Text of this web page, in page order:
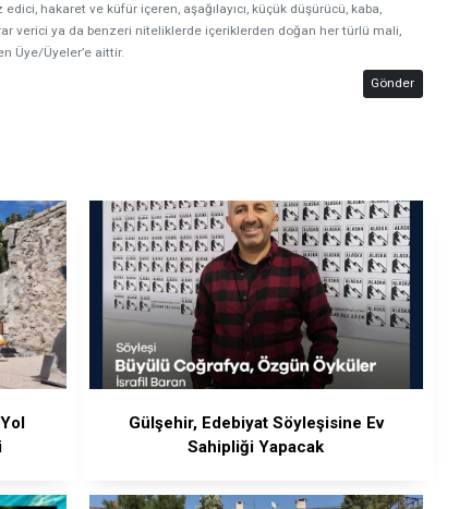
hakaret ve küfür içeren, aşağılayıcı, küçük düşürücü, kaba,
verici ya da benzeri niteliklerde içeriklerden doğan her türlü mali,
Üye/Üyeler’e aittir.
Gönder
Gülşehir, Edebiyat Söyleşisine Ev
Sahipliği Yapacak